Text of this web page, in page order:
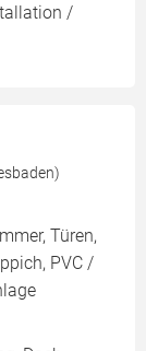
/
Türen,
PVC /